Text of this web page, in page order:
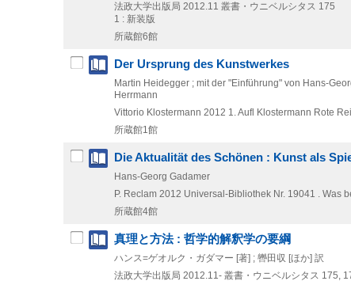
法政大学出版局 2012.11 叢書・ウニベルシタス 175
1 : 新装版
所蔵館6館
Der Ursprung des Kunstwerkes
Martin Heidegger ; mit der "Einführung" von Hans-
Herrmann
Vittorio Klostermann 2012 1. Aufl Klostermann Rote
所蔵館1館
Die Aktualität des Schönen : Kunst als
Hans-Georg Gadamer
P. Reclam 2012 Universal-Bibliothek Nr. 19041 . Was
所蔵館4館
真理と方法 : 哲学的解釈学の要綱
ハンス=ゲオルク・ガダマー [著] ; 轡田収 [ほか] 訳
法政大学出版局 2012.11- 叢書・ウニベルシタス 175,